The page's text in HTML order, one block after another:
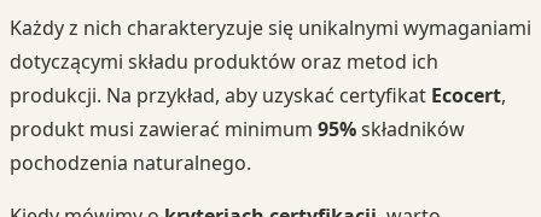
Każdy z nich charakteryzuje się unikalnymi wymaganiami
dotyczącymi składu produktów oraz metod ich
produkcji. Na przykład, aby uzyskać certyfikat Ecocert,
produkt musi zawierać minimum 95%składników
pochodzenia naturalnego.